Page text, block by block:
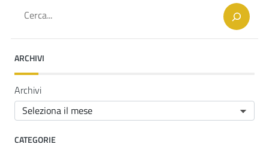
Cerca
ARCHIVI
Archivi
CATEGORIE